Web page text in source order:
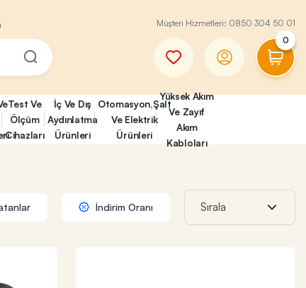
Müşteri Hizmetleri: 0850 304 50 01
0
Test Ve
Ölçüm
Cihazları
İç Ve Dış
Aydınlatma
Ürünleri
Otomasyon,Şalt
Ve Elektrik
Ürünleri
Yüksek Akım
Ve Zayıf
Akım
Kabloları
İndirim Oranı